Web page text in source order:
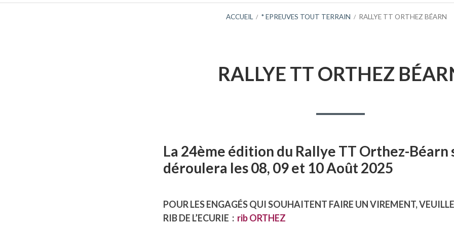
ACCUEIL * EPREUVES TOUT TERRAIN RALLYE TT ORTHEZ BÉARN
RALLYE TT ORTHEZ
La 24ème édition du Rallye TT Orthez-Béarn
déroulera les 08, 09 et 10 Août 2025
POUR LES ENGAGÉS QUI SOUHAITENT FAIRE UN VIREMENT,
RIB DE L’ECURIE : rib ORTHEZ